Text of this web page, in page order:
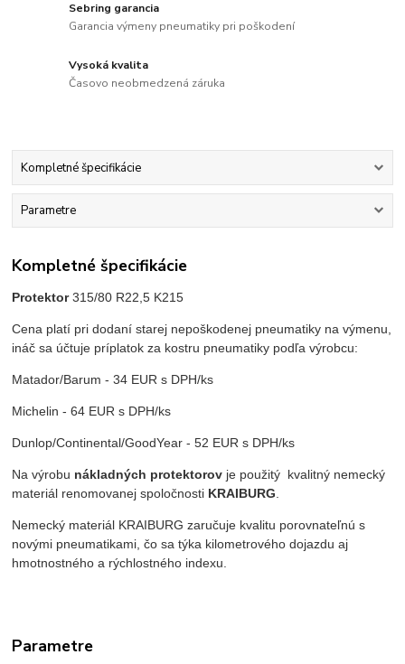
Sebring garancia
Garancia výmeny pneumatiky pri poškodení
Vysoká kvalita
Časovo neobmedzená záruka
Kompletné špecifikácie
Parametre
Kompletné špecifikácie
Protektor315/80 R22,5 K215
Cena platí pri dodaní starej nepoškodenej pneumatiky na výmenu,
ináč sa účtuje príplatok za kostru pneumatiky podľa výrobcu:
Matador/Barum - 34 EUR s DPH/ks
Michelin - 64 EUR s DPH/ks
Dunlop/Continental/GoodYear - 52 EUR s DPH/ks
Na výrobu nákladných protektorov je použitý kvalitný nemecký
materiál renomovanej spoločnosti KRAIBURG
Nemecký materiál KRAIBURG zaručuje kvalitu porovnateľnú s
novými pneumatikami, čo sa týka kilometrového dojazdu aj
hmotnostného a rýchlostného indexu.
Parametre